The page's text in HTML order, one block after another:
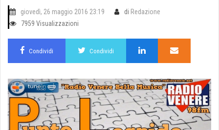
giovedì, 26 maggio 2016 23:19 di Redazione
7959 Visualizzazioni
Condividi Condividi